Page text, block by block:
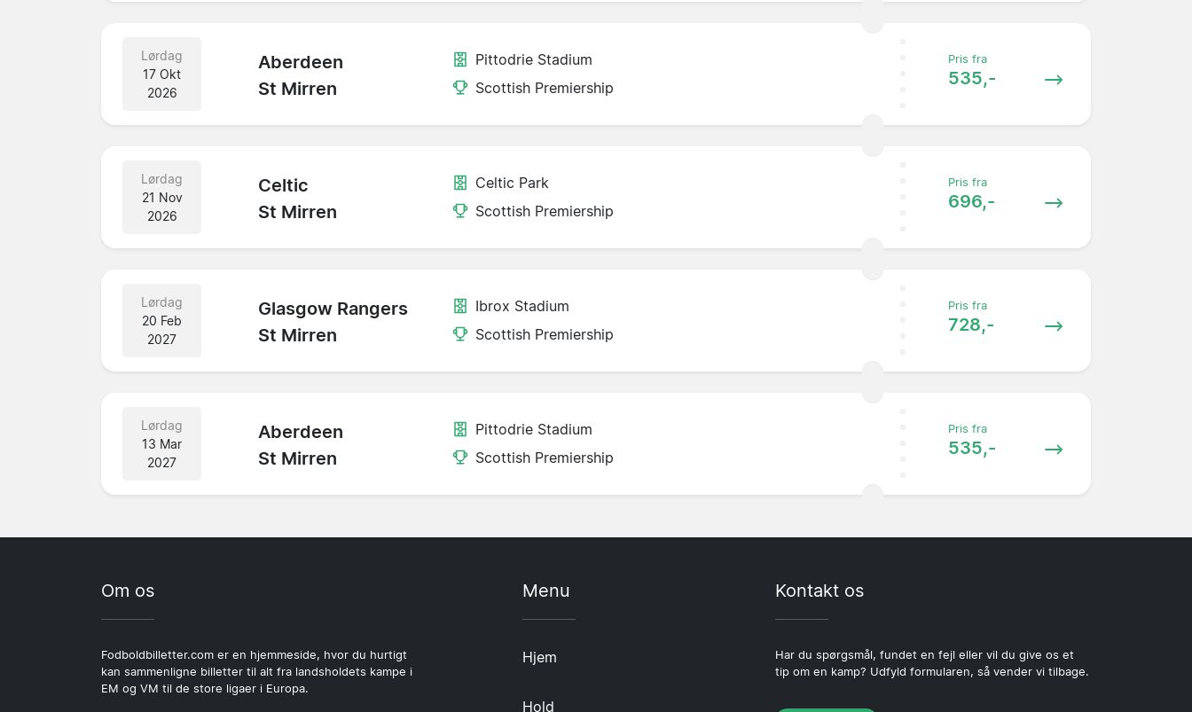
Lørdag
17 Okt
2026
Aberdeen
St Mirren
Pittodrie Stadium
Scottish Premiership
Pris fra
535,-
Lørdag
21 Nov
2026
Celtic
St Mirren
Celtic Park
Scottish Premiership
Pris fra
696,-
Lørdag
20 Feb
2027
Glasgow Rangers
St Mirren
Ibrox Stadium
Scottish Premiership
Pris fra
728,-
Lørdag
13 Mar
2027
Aberdeen
St Mirren
Pittodrie Stadium
Scottish Premiership
Pris fra
535,-
Om os
Fodboldbilletter.com er en hjemmeside, hvor du hurtigt
kan sammenligne billetter til alt fra landsholdets kampe i
EM og VM til de store ligaer i Europa.
Menu
Hjem
Hold
Kontakt os
Har du spørgsmål, fundet en fejl eller vil du give os et
tip om en kamp? Udfyld formularen, så vender vi tilbage.